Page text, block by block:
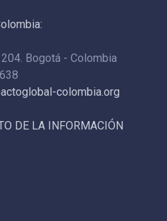
Bogotá - Colombia
colombia.org
DE LA INFORMACIÓN